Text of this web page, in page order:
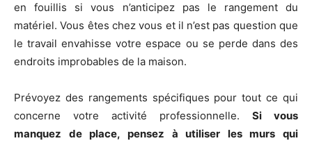
en fouillis si vous n’anticipez pas le rangement du
matériel. Vous êtes chez vous et il n’est pas question que
le travail envahisse votre espace ou se perde dans des
endroits improbables de la maison.
Prévoyez des rangements spécifiques pour tout ce qui
concerne votre activité professionnelle. Si vous
manquez de place, pensez à utiliser les murs qui